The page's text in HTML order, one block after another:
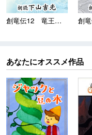
創竜伝12 竜王風雲録
あなたにオススメ作品